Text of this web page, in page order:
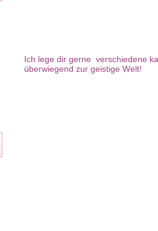
Ich lege dir gerne verschiedene
überwiegend zur geistige Welt!